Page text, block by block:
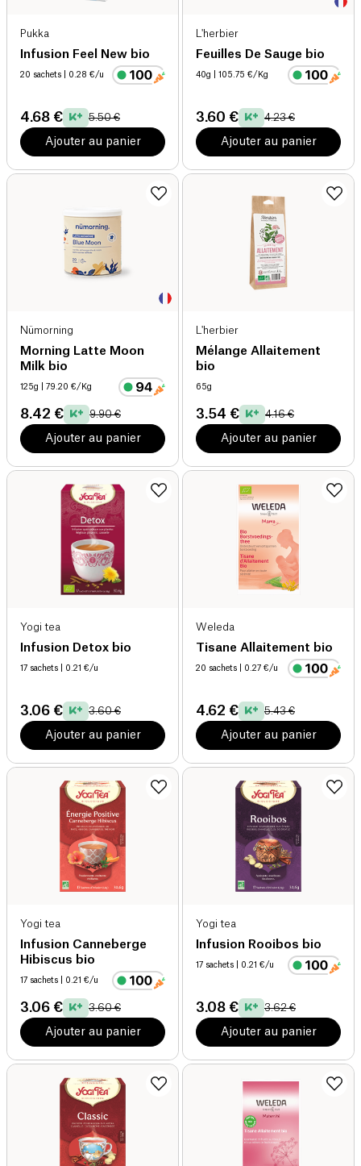
Pukka
Infusion Feel New bio
20 sachets | 0.28 €/u
4.68 € 5.50 €
Ajouter au panier
L'herbier
Feuilles De Sauge bio
40g | 105.75 €/Kg
3.60 € 4.23 €
Ajouter au panier
Nümorning
Morning Latte Moon
Milk bio
125g | 79.20 €/Kg
8.42 € 9.90 €
Ajouter au panier
L'herbier
Mélange Allaitement
bio
65g
3.54 € 4.16 €
Ajouter au panier
Yogi tea
Infusion Detox bio
17 sachets | 0.21 €/u
3.06 € 3.60 €
Ajouter au panier
Weleda
Tisane Allaitement bio
20 sachets | 0.27 €/u
4.62 € 5.43 €
Ajouter au panier
Yogi tea
Infusion Canneberge
Hibiscus bio
17 sachets | 0.21 €/u
3.06 € 3.60 €
Ajouter au panier
Yogi tea
Infusion Rooibos bio
17 sachets | 0.21 €/u
3.08 € 3.62 €
Ajouter au panier